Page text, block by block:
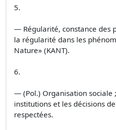
5.
— Régularité, constance des
la régularité dans les
Nature» (KANT).
6.
— (Pol.) Organisation sociale
institutions et les décisions
respectées.